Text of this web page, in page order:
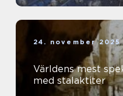
24. november 2025
Världens mest
med stalaktiter